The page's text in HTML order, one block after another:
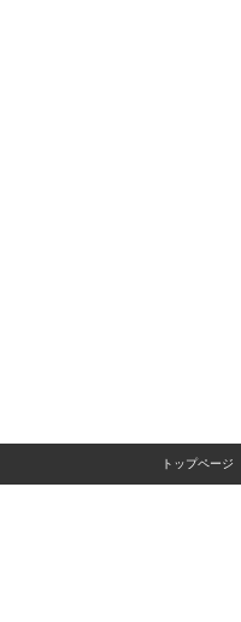
トップページ